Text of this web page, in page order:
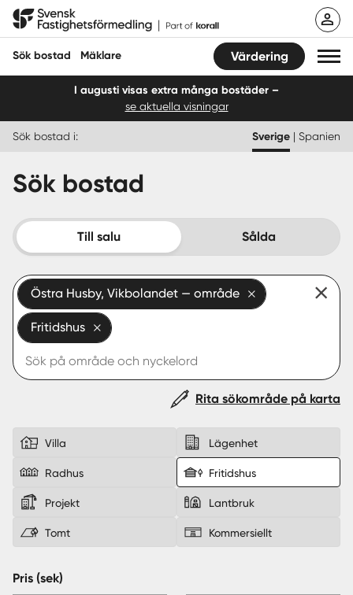
Hoppa
Svensk Fastighetsförmedling
Sök bostad Mäklare Värdering
Sälja
Köpa
Start
Logga in
I augusti visas extra många bostäder –
se aktuella visningar
Sök bostad i: Sverige | Spanien
Sök bostad
Till salu Sålda
Östra Husby, Vikbolandet — område
Fritidshus
Rita sökområde på karta
Villa Lägenhet
Radhus Fritidshus
Projekt Lantbruk
Tomt Kommersiellt
Pris (sek)